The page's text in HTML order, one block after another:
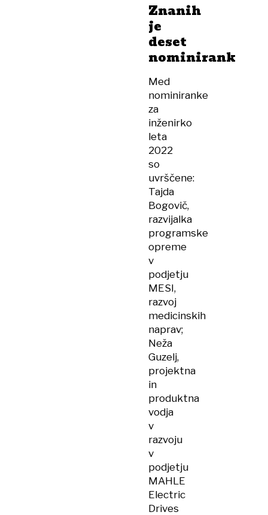
Znanih
je
deset
nominirank
Med
nominiranke
za
inženirko
leta
2022
so
uvrščene:
Tajda
Bogovič,
razvijalka
programske
opreme
v
podjetju
MESI,
razvoj
medicinskih
naprav;
Neža
Guzelj,
projektna
in
produktna
vodja
v
razvoju
v
podjetju
MAHLE
Electric
Drives